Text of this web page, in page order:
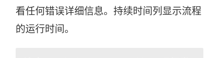
看任何错误详细信息。持续时间列显示流程
的运行时间。